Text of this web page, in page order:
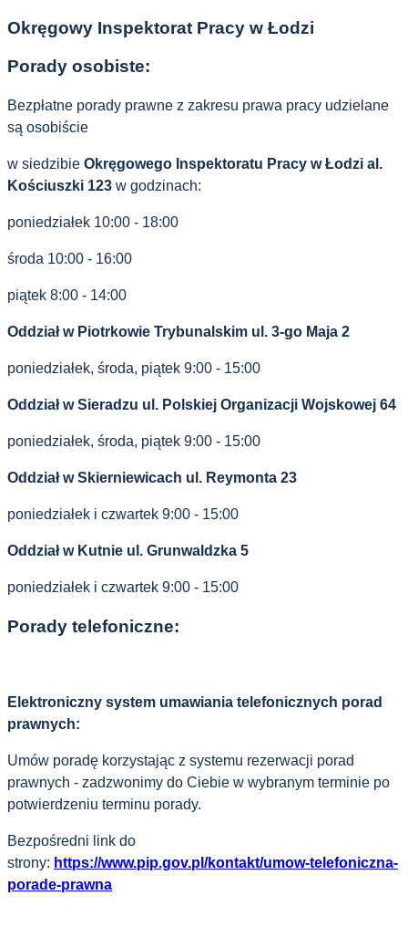
Okręgowy Inspektorat Pracy w Łodzi
Porady osobiste:
Bezpłatne porady prawne z zakresu prawa pracy udzielane
są osobiście
w siedzibie Okręgowego Inspektoratu Pracy w Łodzi al.
Kościuszki 123 w godzinach:
poniedziałek 10:00 - 18:00
środa 10:00 - 16:00
piątek 8:00 - 14:00
Oddział w Piotrkowie Trybunalskim ul. 3-go Maja 2
poniedziałek, środa, piątek 9:00 - 15:00
Oddział w Sieradzu ul. Polskiej Organizacji Wojskowej 64
poniedziałek, środa, piątek 9:00 - 15:00
Oddział w Skierniewicach ul. Reymonta 23
poniedziałek i czwartek 9:00 - 15:00
Oddział w Kutnie ul. Grunwaldzka 5
poniedziałek i czwartek 9:00 - 15:00
Porady telefoniczne:
Elektroniczny system umawiania telefonicznych porad
prawnych:
Umów poradę korzystając z systemu rezerwacji porad
prawnych - zadzwonimy do Ciebie w wybranym terminie po
potwierdzeniu terminu porady.
Bezpośredni link do
strony: https://www.pip.gov.pl/kontakt/umow-telefoniczna-
porade-prawna